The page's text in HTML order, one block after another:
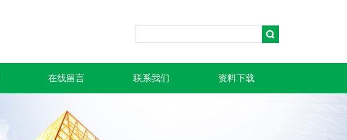
在线留言 联系我们 资料下载